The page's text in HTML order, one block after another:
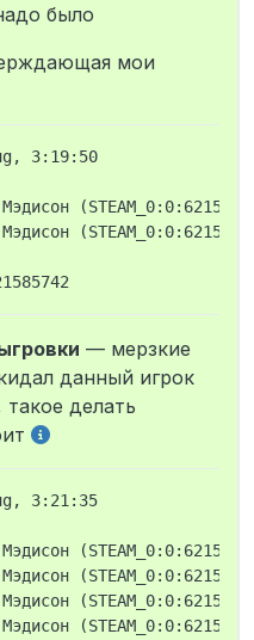
жалоб на игроков? Да
было
мои
3:19:50
— мерзкие
данный игрок
делать
3:21:35